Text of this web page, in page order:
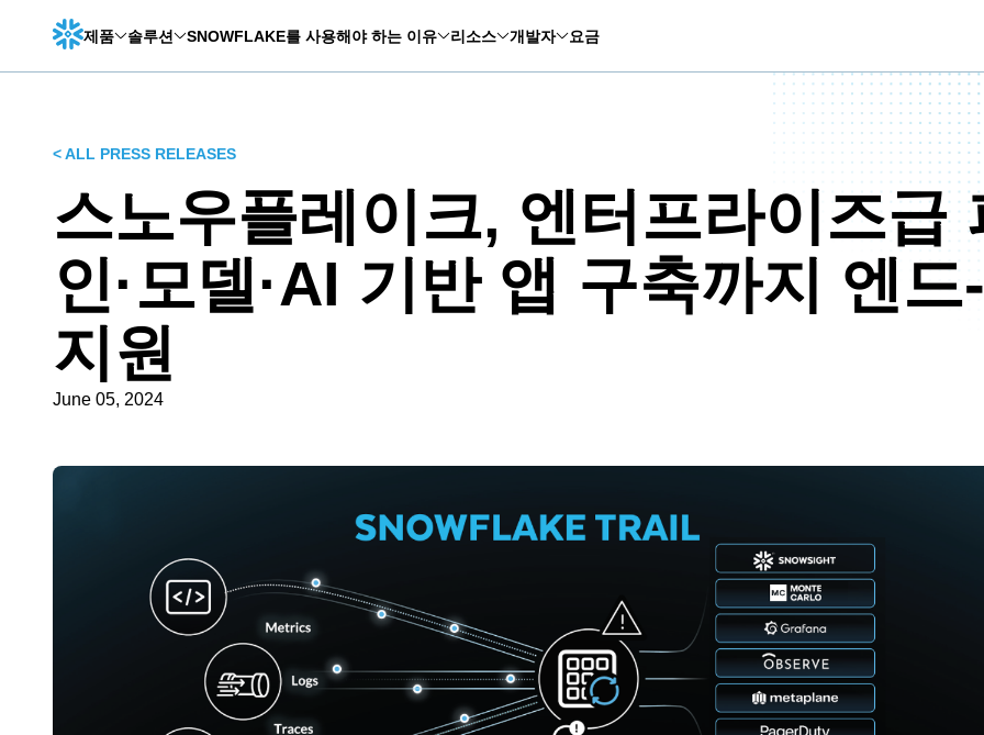
제품 솔루션 SNOWFLAKE를 사용해야 하는 이유 리소스 개발자 요금
< ALL PRESS RELEASES
스노우플레이크, 엔터프라이즈급
인·모델·AI 기반 앱 구축까지 엔
지원
June 05, 2024